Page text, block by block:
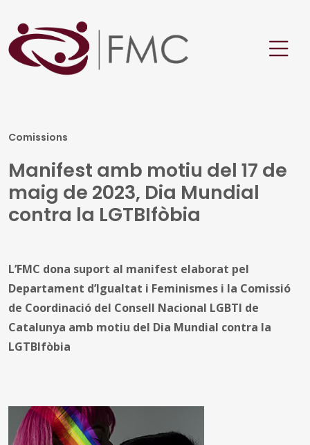
Comissions
Manifest amb motiu del 17 de
maig de 2023, Dia Mundial
contra la LGTBIfòbia
L’FMC dona suport al manifest elaborat pel
Departament d’Igualtat i Feminismes i la Comissió
de Coordinació del Consell Nacional LGBTI de
Catalunya amb motiu del Dia Mundial contra la
LGTBIfòbia